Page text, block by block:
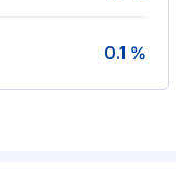
0.1 %